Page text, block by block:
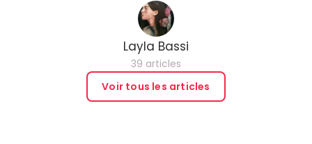
Layla Bassi
39 articles
Voir tous les articles